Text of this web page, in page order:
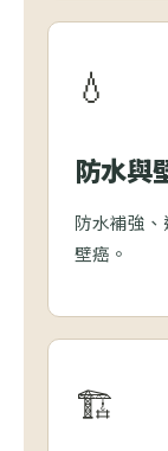
💧
防水與
防水補強
壁癌。
🏗️